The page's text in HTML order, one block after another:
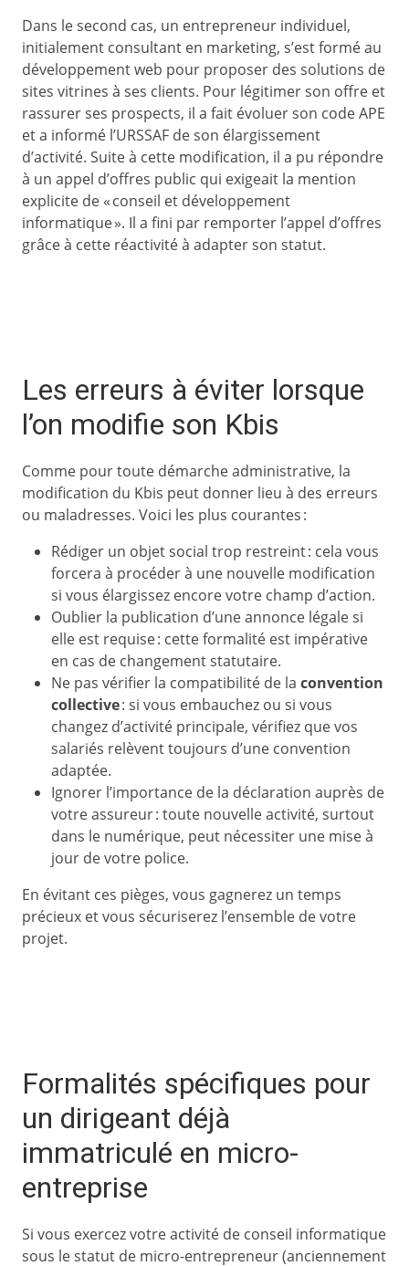
Dans le second cas, un entrepreneur individuel,
initialement consultant en marketing, s’est formé au
développement web pour proposer des solutions de
sites vitrines à ses clients. Pour légitimer son offre et
rassurer ses prospects, il a fait évoluer son code APE
et a informé l’URSSAF de son élargissement
d’activité. Suite à cette modification, il a pu répondre
à un appel d’offres public qui exigeait la mention
explicite de « conseil et développement
informatique ». Il a fini par remporter l’appel d’offres
grâce à cette réactivité à adapter son statut.
Les erreurs à éviter lorsque
l’on modifie son Kbis
Comme pour toute démarche administrative, la
modification du Kbis peut donner lieu à des erreurs
ou maladresses. Voici les plus courantes :
Rédiger un objet social trop restreint : cela vous
forcera à procéder à une nouvelle modification
si vous élargissez encore votre champ d’action.
Oublier la publication d’une annonce légale si
elle est requise : cette formalité est impérative
en cas de changement statutaire.
Ne pas vérifier la compatibilité de la convention
collective: si vous embauchez ou si vous
changez d’activité principale, vérifiez que vos
salariés relèvent toujours d’une convention
adaptée.
Ignorer l’importance de la déclaration auprès de
votre assureur : toute nouvelle activité, surtout
dans le numérique, peut nécessiter une mise à
jour de votre police.
En évitant ces pièges, vous gagnerez un temps
précieux et vous sécuriserez l’ensemble de votre
projet.
Formalités spécifiques pour
un dirigeant déjà
immatriculé en micro-
entreprise
Si vous exercez votre activité de conseil informatique
sous le statut de micro-entrepreneur (anciennement